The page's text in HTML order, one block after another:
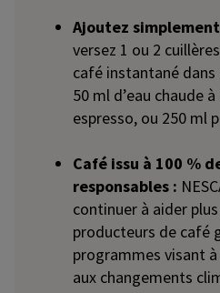
Ajoutez
versez 1 ou 2
café instantané
50 ml d’eau chaude à
espresso, ou 250 ml
Café issu à 100 %
responsables :
continuer à aider
producteurs de café
programmes visant
aux changements